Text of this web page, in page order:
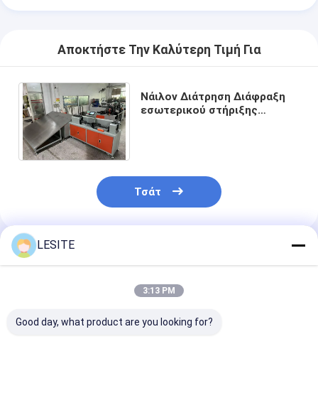
Αποκτήστε Την Καλύτερη Τιμή Για
Νάιλον Διάτρηση Διάφραξη
εσωτερικού στήριξης
Τσάτ
Συνιστώμενα Προϊόντα
LESITE
3:13 PM
Good day, what product are you looking for?